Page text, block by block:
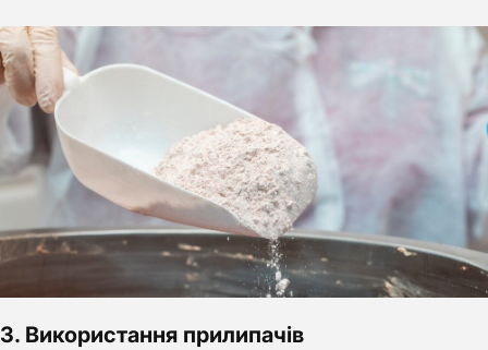
3. Використання прилипачів